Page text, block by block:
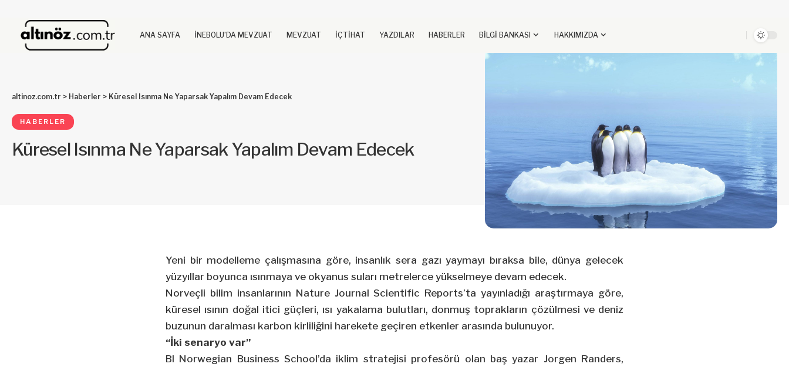
ANA SAYFA İNEBOLU’DA MEVZUAT MEVZUAT İÇTİHAT YAZDILAR HABERLER BİLGİ BANKASI HAKKIMIZDA
altinoz.com.tr > Haberler > Küresel Isınma Ne Yaparsak Yapalım Devam Edecek
HABERLER
Küresel Isınma Ne Yaparsak Yapalım Devam Edecek
Yeni bir modelleme çalışmasına göre, insanlık sera gazı yaymayı bıraksa bile, dünya gelecek
yüzyıllar boyunca ısınmaya ve okyanus suları metrelerce yükselmeye devam edecek.
Norveçli bilim insanlarının Nature Journal Scientific Reports’ta yayınladığı araştırmaya göre,
küresel ısının doğal itici güçleri, ısı yakalama bulutları, donmuş toprakların çözülmesi ve deniz
buzunun daralması karbon kirliliğini harekete geçiren etkenler arasında bulunuyor.
“İki senaryo var”
BI Norwegian Business School’da iklim stratejisi profesörü olan baş yazar Jorgen Randers,